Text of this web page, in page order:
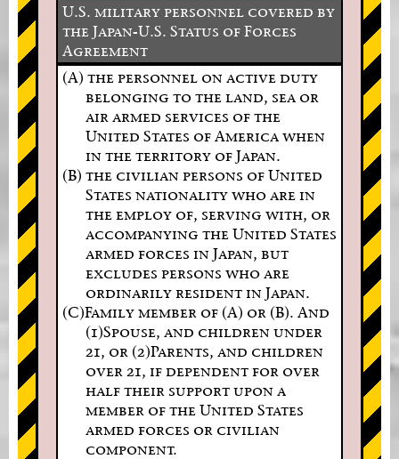
U.S. military personnel covered by
the Japan-U.S. Status of Forces
Agreement
(A) the personnel on active duty
belonging to the land, sea or
air armed services of the
United States of America when
in the territory of Japan.
(B) the civilian persons of United
States nationality who are in
the employ of, serving with, or
accompanying the United States
armed forces in Japan, but
excludes persons who are
ordinarily resident in Japan.
(C)Family member of (A) or (B). And
(1)Spouse, and children under
21, or (2)Parents, and children
over 21, if dependent for over
half their support upon a
member of the United States
armed forces or civilian
component.